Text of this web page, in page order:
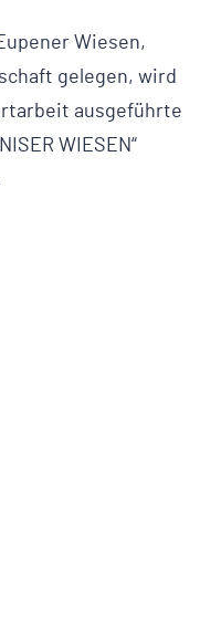
Wiesen,
gelegen, wird
ausgeführte
WIESEN“